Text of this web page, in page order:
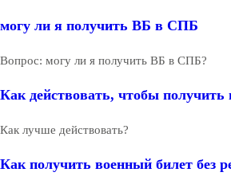
могу ли я получить ВБ в СПБ
Вопрос: могу ли я получить ВБ в СПБ?
Как действовать, чтобы получить
Как лучше действовать?
Как получить военный билет без